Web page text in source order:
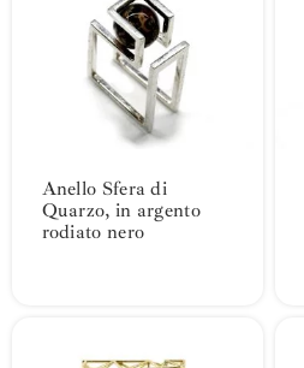
Anello Sfera di
Quarzo, in argento
rodiato nero